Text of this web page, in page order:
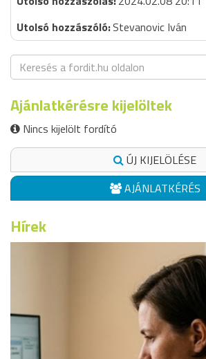
Stevanovic Iván
Ajánlatkérésre kijelöltek
Nincs kijelölt fordító
ÚJ KIJELÖLÉSE
AJÁNLATKÉRÉS
Hírek